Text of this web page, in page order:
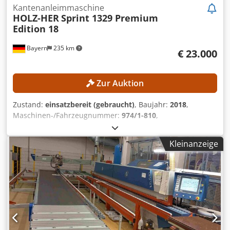
Bayern 235 km
Kantenanleimmaschine
HOLZ-HERSprint 1329 Premium
Edition 18
€ 23.000
Zur Auktion
Zustand: einsatzbereit (gebraucht), Baujahr: 2018,
Maschinen-/Fahrzeugnummer: 974/1-810,
voll funktionsfähig
1.483 h, Werkstückhöhe (max.):60 mm,
Vorschubgeschwindigkeit X-Achse:18 m/min ,
Steuerungsmodell:Edge Control 19 mit 18,5"
Touchscreen, Die Maschine wurde zuletzt im Februar 2026
gewartet und läuft noch bis zum 05.08.2026 unter Strom!
Die Maschine hat folgende Konfiguration:
Fügefräsaggregat 1802 Motorleistung: 2 x 2,0 kW 1. Fräser:
Diamant Ø 70 x 64 x 30 mm, Z2+2, Linkslauf für
Fügefrässaggregat 2. Fräser: Diamant Ø 70 x 64 x 30 mm,
Kleinanzeige